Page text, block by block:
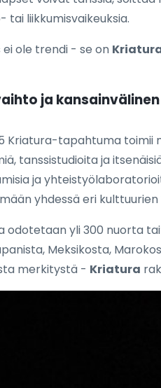
tai liikkumisvaikeuksia.
ei ole trendi - se on
ja
Kriatura-tapahtuma toimii
tanssistudioita ja
ja
yhdessä eri kulttuurien
odotetaan yli 300 nuorta
Meksikosta,
merkitystä - Kriatura